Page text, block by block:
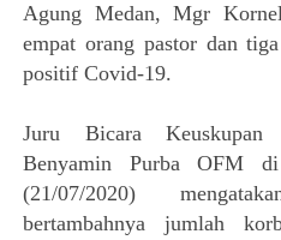
Agung Medan, Mgr
empat orang pastor dan
positif Covid-19.
Juru Bicara
Benyamin Purba OFM
(21/07/2020)
bertambahnya jumlah